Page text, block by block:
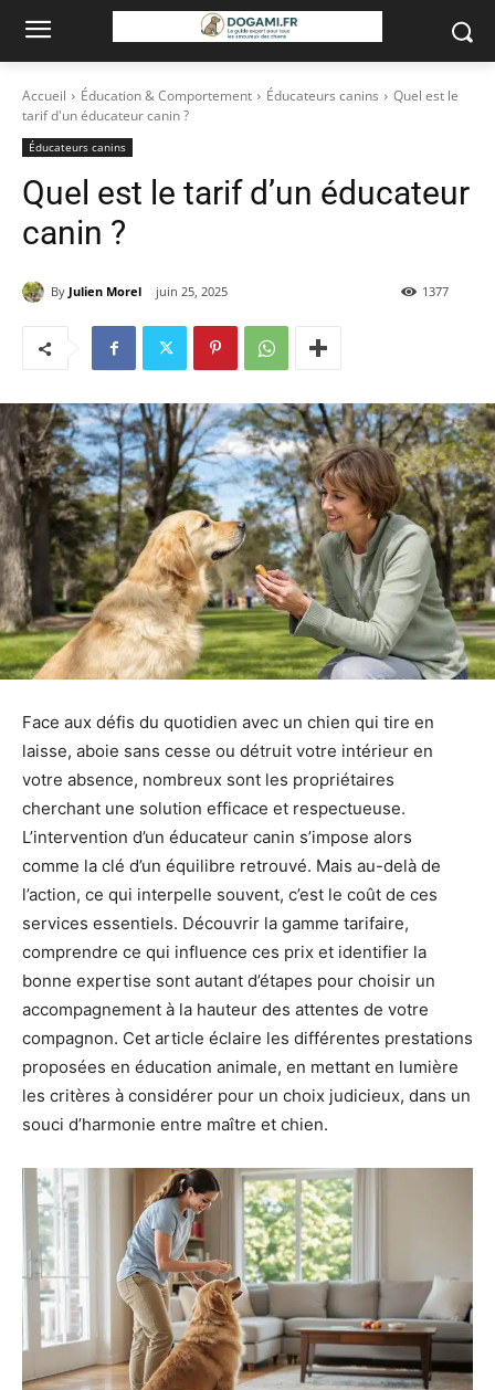
Accueil Éducation & Comportement Éducateurs canins
Quel est le
tarif d'un éducateur canin ?
Éducateurs canins
Quel est le tarif d’un éducateur
canin ?
By Julien Morel juin 25, 2025 1377
Face aux défis du quotidien avec un chien qui tire en
laisse, aboie sans cesse ou détruit votre intérieur en
votre absence, nombreux sont les propriétaires
cherchant une solution efficace et respectueuse.
L’intervention d’un éducateur canin s’impose alors
comme la clé d’un équilibre retrouvé. Mais au-delà de
l’action, ce qui interpelle souvent, c’est le coût de ces
services essentiels. Découvrir la gamme tarifaire,
comprendre ce qui influence ces prix et identifier la
bonne expertise sont autant d’étapes pour choisir un
accompagnement à la hauteur des attentes de votre
compagnon. Cet article éclaire les différentes prestations
proposées en éducation animale, en mettant en lumière
les critères à considérer pour un choix judicieux, dans un
souci d’harmonie entre maître et chien.